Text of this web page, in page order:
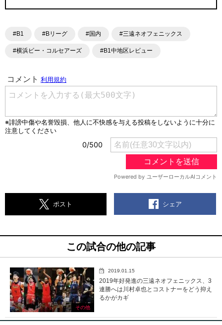
#B1 #Bリーグ #国内 #三遠ネオフェニックス
#横浜ビー・コルセアーズ #B1中地区レビュー
ポスト シェア
この試合の他の記事
その他
2019.01.15
2019年好発進の三遠ネオフェニックス、3
連勝へは川村卓也とコストナーをどう抑え
るかがカギ